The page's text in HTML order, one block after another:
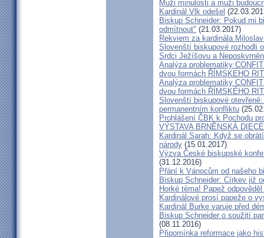
Muži minulosti a muži
Kardinál Vlk odešel
Biskup Schneider: Pokud mi
odmítnout" (21.03.2017)
Rekviem za kardinála
Slovenští biskupové rozhodli
Srdci Ježíšovu a
Analýza problematiky
dvou formách ŘÍMSKEHO
Analýza problematiky
dvou formách ŘÍMSKÉHO
Slovenští biskupové
permanentním konfliktu
Prohlášení ČBK k Pochodu
VÝSTAVA BRNĚNSKÁ
Kardinál Sarah: Když se
národy (15.01.2017)
Výzva České biskupské
(31.12.2016)
Přání k Vánocům od našeho
Biskup Schneider: Církev již
Horké téma! Papež
Kardinálové prosí papeže o
Kardinál Burke varuje před
Biskup Schneider o soužití
(08.11.2016)
Připomínka reformace jako